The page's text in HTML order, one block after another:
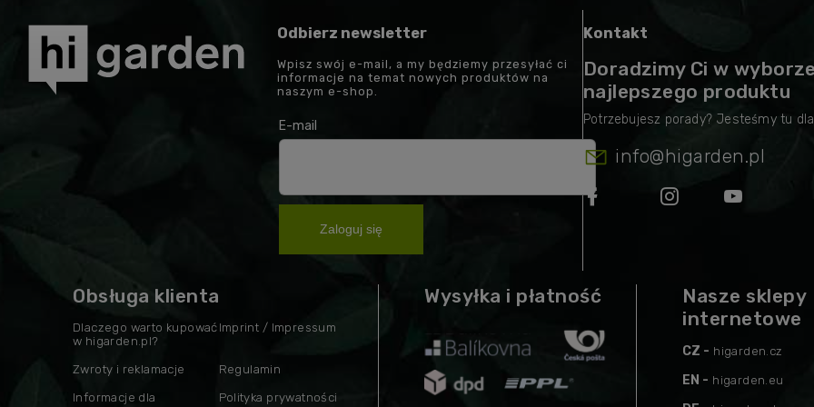
Odbierz newsletter
Wpisz swój e-mail, a my będziemy przesyłać ci
informacje na temat nowych produktów na
naszym e-shop.
E-mail
Zaloguj się
Kontakt
Doradzimy Ci w
najlepszego produktu
info@higarden.pl
Obsługa klienta
Dlaczego warto kupować
w higarden.pl?
Imprint / Impressum
Zwroty i reklamacje Regulamin
Informacje dla
Polityka prywatności
Wysyłka i płatność
Nasze sklepy
internetowe
CZ - higarden.cz
EN - higarden.eu